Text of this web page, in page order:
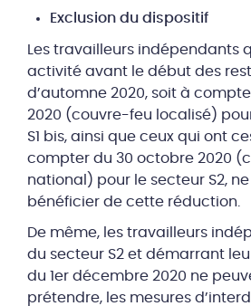
Exclusion du dispositif
Les travailleurs indépendants
activité avant le début des
d’automne 2020, soit à
2020 (couvre-feu localisé)
S1 bis, ainsi que ceux qui ont
compter du 30 octobre 2020
national) pour le secteur S2,
bénéficier de cette réduction.
De même, les travailleurs
du secteur S2 et démarrant
du 1er décembre 2020 ne
prétendre, les mesures